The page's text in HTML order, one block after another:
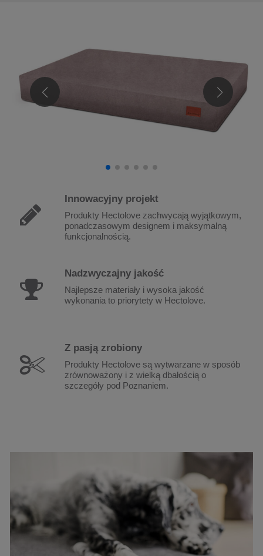
Innowacyjny projekt
Produkty Hectolove zachwycają wyjątkowym,
ponadczasowym designem i maksymalną
funkcjonalnością.
Nadzwyczajny jakość
Najlepsze materiały i wysoka jakość
wykonania to priorytety w Hectolove.
Z pasją zrobiony
Produkty Hectolove są wytwarzane w sposób
zrównoważony i z wielką dbałością o
szczegóły pod Poznaniem.